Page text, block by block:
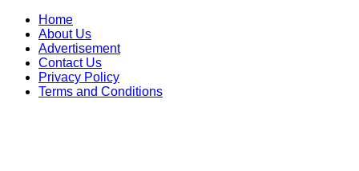
Skip
content
Home
About Us
Advertisement
Contact Us
Privacy Policy
Terms and Conditions